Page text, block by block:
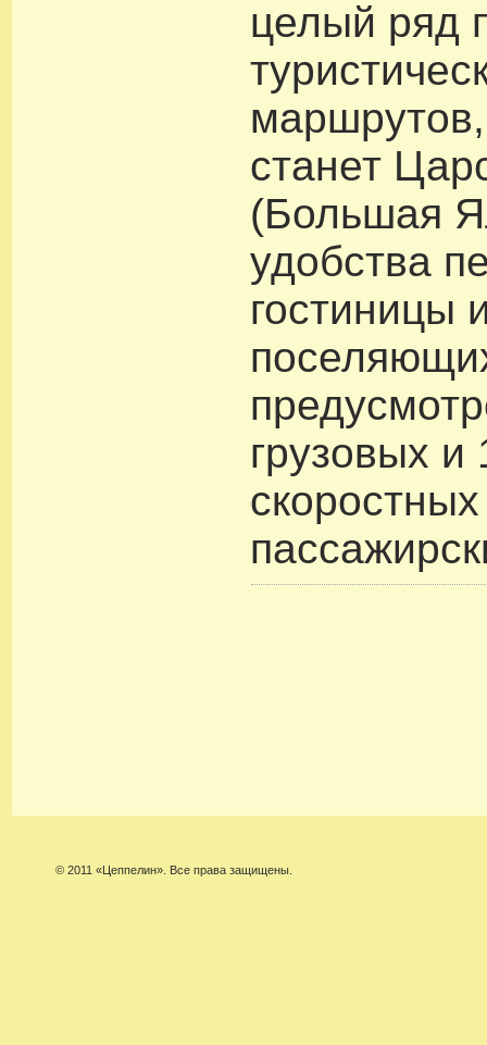
целый ряд
станет
(Большая
удобства
гостиницы
грузовых и
скоростных
© 2011 «Цеппелин». Все права защищены.